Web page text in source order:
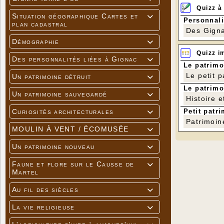

Situation géographique Cartes et
plan cadastral

Démographie

Des personnalités liées à Gignac

Un patrimoine détruit

Un patrimoine sauvegardé

Curiosités architecturales

MOULIN À VENT / ÉCOMUSÉE

Un patrimoine nouveau

Faune et flore sur le Causse de
Martel

Au fil des siècles

La vie religieuse
Ce
une
Suite à
Ce jus
permettre
Quizz
Des
Quizz
Le
Le petit
Le
Histoire
Petit